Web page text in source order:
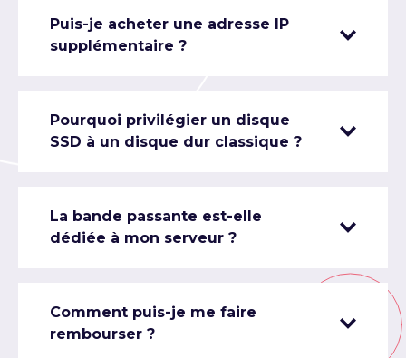
Puis-je acheter une adresse IP
supplémentaire ?
Pourquoi privilégier un disque
SSD à un disque dur classique ?
La bande passante est-elle
dédiée à mon serveur ?
Comment puis-je me faire
rembourser ?